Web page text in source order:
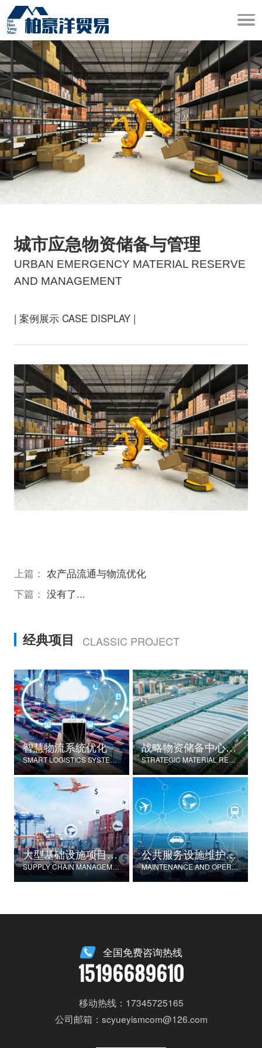
城市应急物资储备与管理
URBAN EMERGENCY MATERIAL RESERVE
AND MANAGEMENT
| 案例展示 CASE DISPLAY |
上篇： 农产品流通与物流优化
下篇： 没有了...
经典项目 CLASSIC PROJECT
智慧物流系统优化
SMART LOGISTICS SYSTEM OPTIMIZATION
战略物资储备中心建设
STRATEGIC MATERIAL RESERVE CENTER CONSTRUCTION
大型基础设施项目物资供应链管理
SUPPLY CHAIN MANAGEMENT FOR LARGE-SCALE INFRASTRUCTURE PROJECTS
公共服务设施维护与运营
MAINTENANCE AND OPERATION OF PUBLIC SERVICE FACILITIES
全国免费咨询热线
15196689610
移动热线：17345725165
公司邮箱：scyueyismcom@126.com